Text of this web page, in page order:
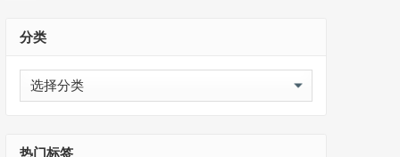
分类
分
类
热门标签